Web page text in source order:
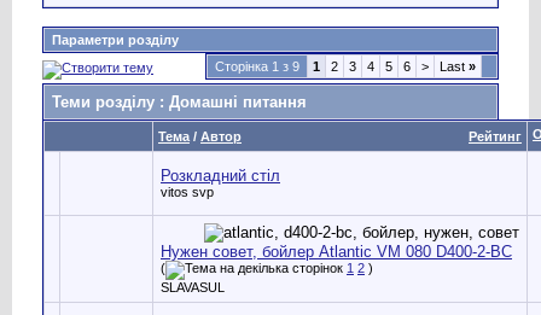
Параметри розділу
Сторінка 1 з 9
1 2 3 4 5 6 > Last »
Теми розділу : Домашні питання
Рейтинг
Тема / Автор
Розкладний стіл
vitos svp
Нужен совет, бойлер Atlantic VM 080 D400-2-BC
( 1 2 )
SLAVASUL